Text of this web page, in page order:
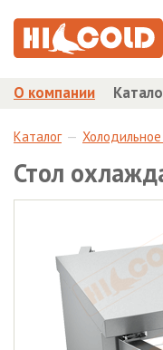
О компании
Каталог
Стол